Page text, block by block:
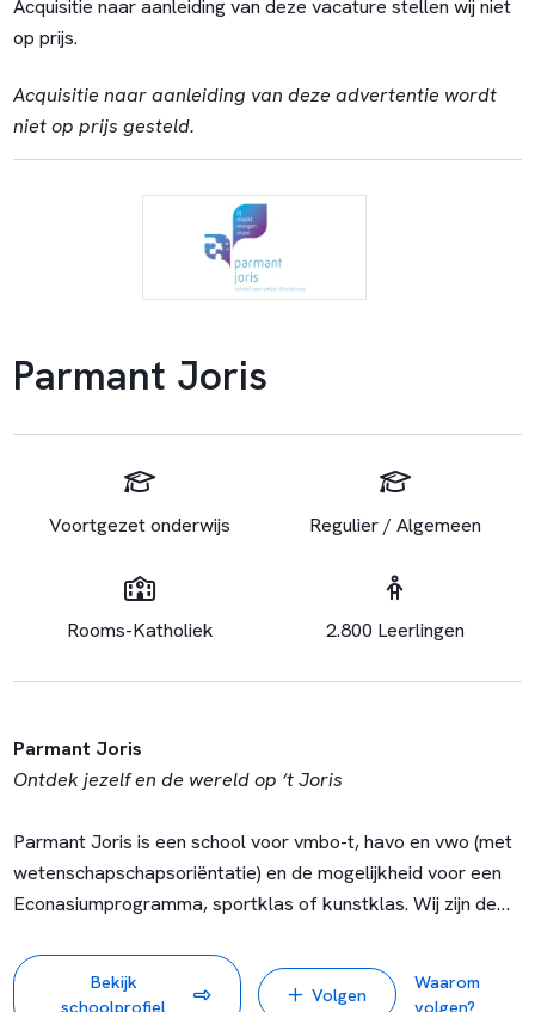
Acquisitie naar aanleiding van deze vacature stellen wij niet
op prijs.
Acquisitie naar aanleiding van deze advertentie wordt
niet op prijs gesteld.
Parmant Joris
Voortgezet onderwijs Regulier / Algemeen
Rooms-Katholiek 2.800 Leerlingen
Parmant Joris
Ontdek jezelf en de wereld op ‘t Joris
Parmant Joris is een school voor vmbo-t, havo en vwo (met
wetenschapschapsoriëntatie) en de mogelijkheid voor een
Econasiumprogramma, sportklas of kunstklas. Wij zijn de
Eindhoven. Leerlingen met een Topsport- of Regiostatus
volgen onderwijs bij Parmant Joris Topsport. Wij hebben ook
Bekijk
schoolprofiel
Volgen
Waarom
volgen?